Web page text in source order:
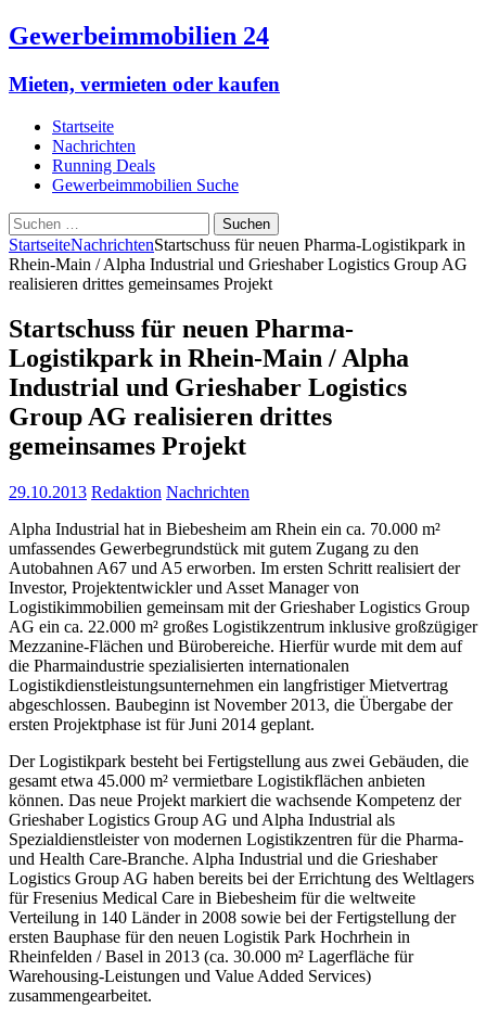
Gewerbeimmobilien 24
Mieten, vermieten oder kaufen
Startseite
Nachrichten
Running Deals
Gewerbeimmobilien Suche
Suchen
nach:
StartseiteNachrichtenStartschuss für neuen Pharma-Logistikpark in
Rhein-Main / Alpha Industrial und Grieshaber Logistics Group AG
realisieren drittes gemeinsames Projekt
Startschuss für neuen Pharma-
Logistikpark in Rhein-Main / Alpha
Industrial und Grieshaber Logistics
Group AG realisieren drittes
gemeinsames Projekt
29.10.2013 Redaktion Nachrichten
Alpha Industrial hat in Biebesheim am Rhein ein ca. 70.000 m²
umfassendes Gewerbegrundstück mit gutem Zugang zu den
Autobahnen A67 und A5 erworben. Im ersten Schritt realisiert der
Investor, Projektentwickler und Asset Manager von
Logistikimmobilien gemeinsam mit der Grieshaber Logistics Group
AG ein ca. 22.000 m² großes Logistikzentrum inklusive großzügiger
Mezzanine-Flächen und Bürobereiche. Hierfür wurde mit dem auf
die Pharmaindustrie spezialisierten internationalen
Logistikdienstleistungsunternehmen ein langfristiger Mietvertrag
abgeschlossen. Baubeginn ist November 2013, die Übergabe der
ersten Projektphase ist für Juni 2014 geplant.
Der Logistikpark besteht bei Fertigstellung aus zwei Gebäuden, die
gesamt etwa 45.000 m² vermietbare Logistikflächen anbieten
können. Das neue Projekt markiert die wachsende Kompetenz der
Grieshaber Logistics Group AG und Alpha Industrial als
Spezialdienstleister von modernen Logistikzentren für die Pharma-
und Health Care-Branche. Alpha Industrial und die Grieshaber
Logistics Group AG haben bereits bei der Errichtung des Weltlagers
für Fresenius Medical Care in Biebesheim für die weltweite
Verteilung in 140 Länder in 2008 sowie bei der Fertigstellung der
ersten Bauphase für den neuen Logistik Park Hochrhein in
Rheinfelden / Basel in 2013 (ca. 30.000 m² Lagerfläche für
Warehousing-Leistungen und Value Added Services)
zusammengearbeitet.